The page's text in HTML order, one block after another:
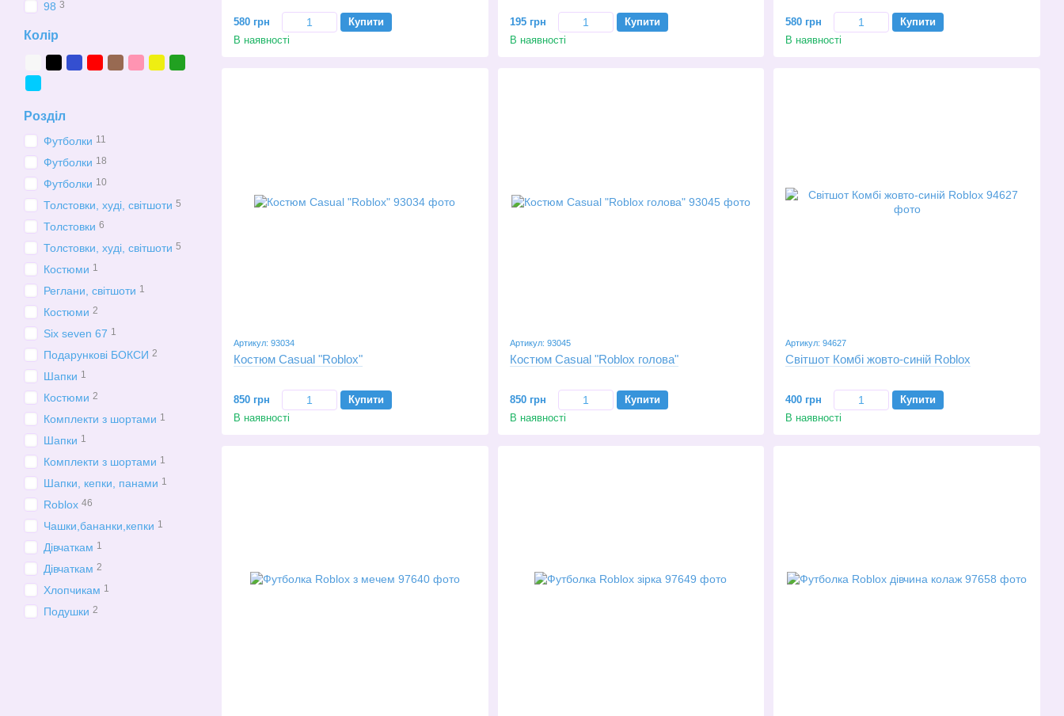
580 грн
Купити
В наявності
195 грн
Купити
В наявності
580 грн
Купити
В наявності
Артикул: 93034
Костюм Casual "Roblox"
850 грн
Купити
В наявності
Артикул: 93045
Костюм Casual "Roblox голова"
850 грн
Купити
В наявності
Артикул: 94627
Світшот Комбі жовто-синій Roblox
400 грн
Купити
В наявності
98 3
Колір
Розділ
Футболки 11
Футболки 18
Футболки 10
Толстовки, худі, світшоти 5
Толстовки 6
Толстовки, худі, світшоти 5
Костюми 1
Реглани, світшоти 1
Костюми 2
Six seven 67 1
Подарункові БОКСИ 2
Шапки 1
Костюми 2
Комплекти з шортами 1
Шапки 1
Комплекти з шортами 1
Шапки, кепки, панами 1
Roblox 46
Чашки,бананки,кепки 1
Дівчаткам 1
Дівчаткам 2
Хлопчикам 1
Подушки 2